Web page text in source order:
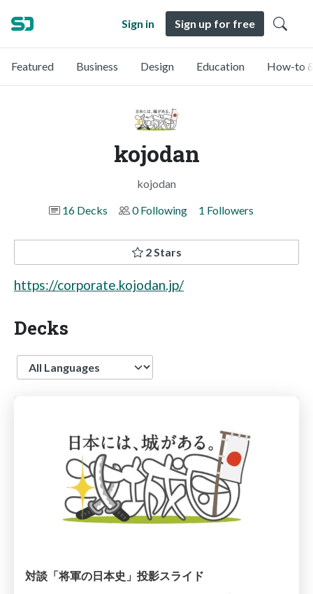
Sign in Sign up for free
Featured Business Design Education How-to
kojodan
kojodan
16 Decks
0 Following 1 Followers
2 Stars
https://corporate.kojodan.jp/
Decks
Language
対談「将軍の日本史」投影スライド